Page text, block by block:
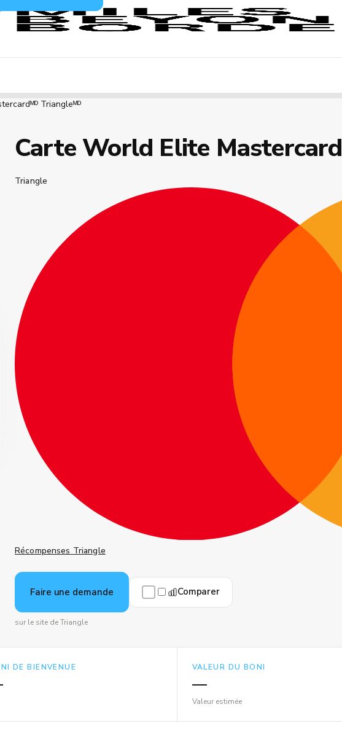
Triangleᴹᴰ
Carte World Elite Mastercard
Triangle
Récompenses Triangle
Faire une demande Comparer
sur le site de Triangle
DE BIENVENUE VALEUR DU BONI
—
Valeur estimée